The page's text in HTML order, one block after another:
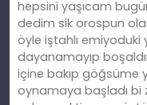
hepsini yaşıcam
dedim sik orospun
öyle iştahlı emiyoduki
dayanamayıp
içine bakıp göğsüme
oynamaya başladı bi